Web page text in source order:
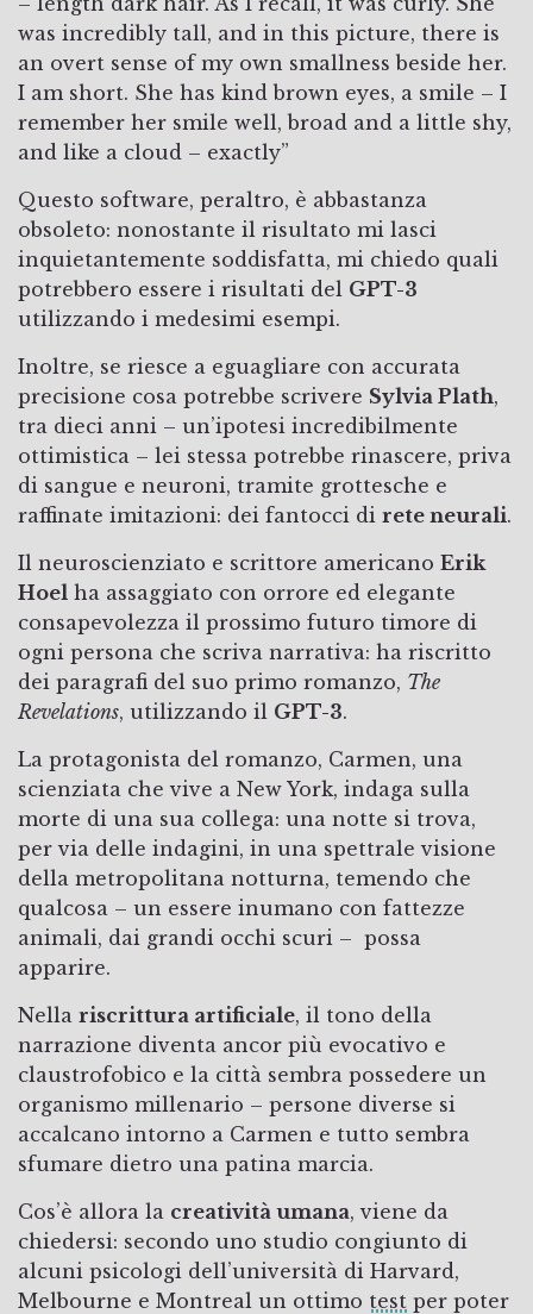
was incredibly tall, and in this picture, there is
an overt sense of my own smallness beside her.
I am short. She has kind brown eyes, a smile – I
remember her smile well, broad and a little shy,
and like a cloud – exactly”
Questo software, peraltro, è abbastanza
obsoleto: nonostante il risultato mi lasci
inquietantemente soddisfatta, mi chiedo quali
potrebbero essere i risultati del GPT-3
utilizzando i medesimi esempi.
Inoltre, se riesce a eguagliare con accurata
precisione cosa potrebbe scrivere Sylvia Plath,
tra dieci anni – un’ipotesi incredibilmente
ottimistica – lei stessa potrebbe rinascere, priva
di sangue e neuroni, tramite grottesche e
raffinate imitazioni: dei fantocci di rete neurali.
Il neuroscienziato e scrittore americano Erik
Hoel ha assaggiato con orrore ed elegante
consapevolezza il prossimo futuro timore di
ogni persona che scriva narrativa: ha riscritto
dei paragrafi del suo primo romanzo, The
Revelations, utilizzando il GPT-3.
La protagonista del romanzo, Carmen, una
scienziata che vive a New York, indaga sulla
morte di una sua collega: una notte si trova,
per via delle indagini, in una spettrale visione
della metropolitana notturna, temendo che
qualcosa – un essere inumano con fattezze
animali, dai grandi occhi scuri – possa
apparire.
Nella riscrittura artificiale, il tono della
narrazione diventa ancor più evocativo e
claustrofobico e la città sembra possedere un
organismo millenario – persone diverse si
accalcano intorno a Carmen e tutto sembra
sfumare dietro una patina marcia.
Cos’è allora la creatività umana, viene da
chiedersi: secondo uno studio congiunto di
alcuni psicologi dell’università di Harvard,
Melbourne e Montreal un ottimo test per poter